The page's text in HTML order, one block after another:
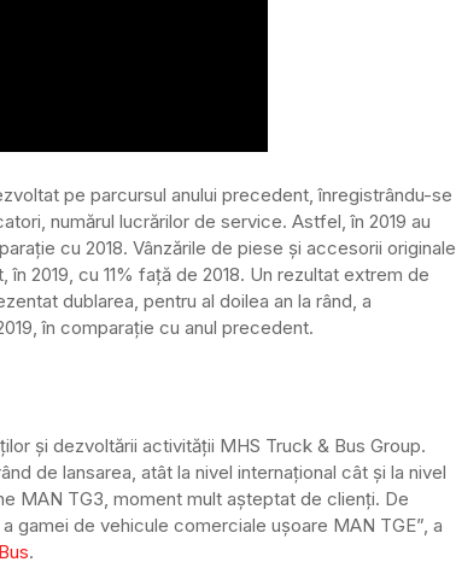
pe parcursul anului precedent, înregistrându-se
numărul lucrărilor de service. Astfel, în 2019 au
cu 2018. Vânzările de piese și accesorii originale
2019, cu 11% față de 2018. Un rezultat extrem de
dublarea, pentru al doilea an la rând, a
în comparație cu anul precedent.
și dezvoltării activității MHS Truck & Bus Group.
de lansarea, atât la nivel internațional cât și la nivel
MAN TG3, moment mult așteptat de clienți. De
gamei de vehicule comerciale ușoare MAN TGE”, a
.